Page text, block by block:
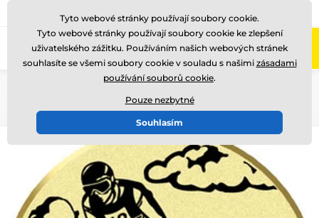
Zavolejte nám (Po-Pá 8-17)
Tyto webové stránky používají soubory cookie.
Tyto webové stránky používají soubory cookie ke zlepšení
uživatelského zážitku. Používáním našich webových stránek
souhlasíte se všemi soubory cookie v souladu s našimi zásadami
používání souborů cookie.
Pouze nezbytné
Souhlasím